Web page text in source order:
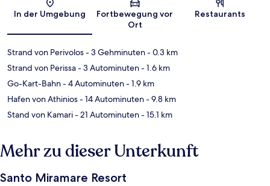
Karte
In der Umgebung
Fortbewegung vor
Ort
Restaurants
Strand von Perivolos- 3 Gehminuten- 0.3 km
Strand von Perissa- 3 Autominuten- 1.6 km
Go-Kart-Bahn- 4 Autominuten- 1.9 km
Hafen von Athinios- 14 Autominuten- 9.8 km
Stand von Kamari- 21 Autominuten- 15.1 km
Mehr zu dieser Unterkunft
Santo Miramare Resort